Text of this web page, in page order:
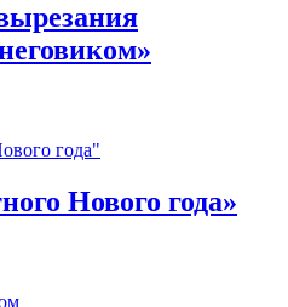
Нового года»